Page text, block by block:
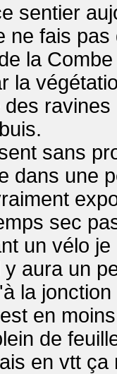
sentier
ne fais
la
la
des
sans
dans une
sec
un vélo
aura un
la
en
de
en vtt